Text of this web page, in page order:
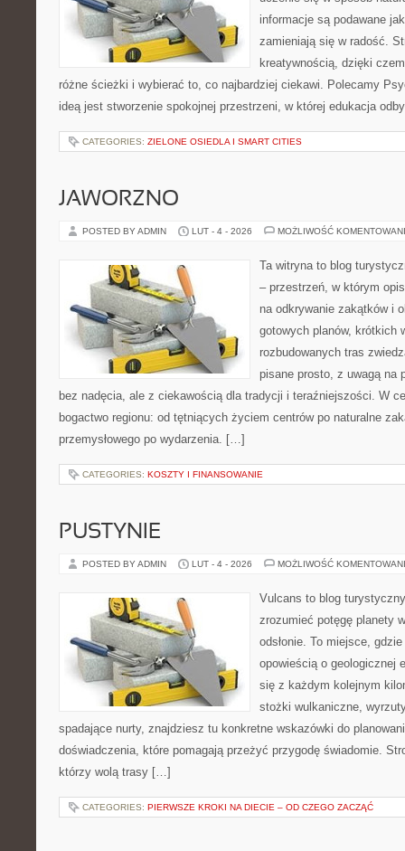
informacje są podawane
zamieniają się w radość.
kreatywnością, dzięki
różne ścieżki i wybierać to, co najbardziej ciekawi. Polecamy
ideą jest stworzenie spokojnej przestrzeni, w której edukacja
CATEGORIES: ZIELONE OSIEDLA I SMART CITIES
JAWORZNO
POSTED BY ADMIN LUT - 4 - 2026 MOŻLIWOŚĆ
Ta witryna to blog
– przestrzeń, w którym
na odkrywanie zakątków i
gotowych planów, krótkich
rozbudowanych tras
pisane prosto, z uwagą na
bez nadęcia, ale z ciekawością dla tradycji i teraźniejszości. W
bogactwo regionu: od tętniących życiem centrów po naturalne
przemysłowego po wydarzenia. […]
CATEGORIES: KOSZTY I FINANSOWANIE
PUSTYNIE
POSTED BY ADMIN LUT - 4 - 2026 MOŻLIWOŚĆ
Vulcans to blog
zrozumieć potęgę planety
odsłonie. To miejsce,
opowieścią o geologicznej
się z każdym kolejnym
stożki wulkaniczne,
spadające nurty, znajdziesz tu konkretne wskazówki do
doświadczenia, które pomagają przeżyć przygodę świadomie.
którzy wolą trasy […]
CATEGORIES: PIERWSZE KROKI NA DIECIE – OD CZEGO ZACZĄĆ